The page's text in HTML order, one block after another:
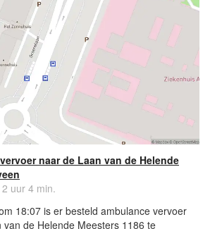
naar de Laan van de Helende
2 uur 4 min.
18:07 is er besteld ambulance vervoer
de Helende Meesters 1186 te